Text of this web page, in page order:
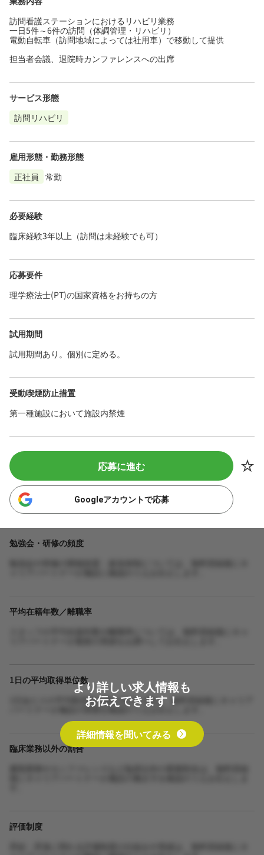
訪問看護ステーションにおけるリハビリ業務
一日5件～6件の訪問（体調管理・リハビリ）
電動自転車（訪問地域によっては社用車）で移動して提供
担当者会議、退院時カンファレンスへの出席
サービス形態
訪問リハビリ
雇用形態・勤務形態
正社員
常勤
必要経験
臨床経験3年以上（訪問は未経験でも可）
応募要件
理学療法士(PT)の国家資格をお持ちの方
試用期間
試用期間あり。個別に定める。
受動喫煙防止措置
第一種施設において施設内禁煙
応募に進む
Googleアカウントで応募
勉強会・研修の頻度
平均在籍年数／離職率
1日の平均取得単位数
1日あたりの平均取得単位数や担当人数は、無料登録後にキャリア
パートナーが施設の実態を確認のうえお伝えします。
臨床業務以外の割合
評価制度
より詳しい求人情報も
お伝えできます！
詳細情報を聞いてみる